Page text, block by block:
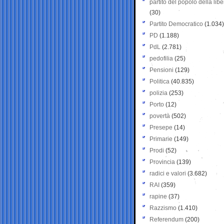
partito del popolo della
(30)
Partito Democratico (1.034)
PD (1.188)
PdL (2.781)
pedofilia (25)
Pensioni (129)
Politica (40.835)
polizia (253)
Porto (12)
povertà (502)
Presepe (14)
Primarie (149)
Prodi (52)
Provincia (139)
radici e valori (3.682)
RAI (359)
rapine (37)
Razzismo (1.410)
Referendum (200)